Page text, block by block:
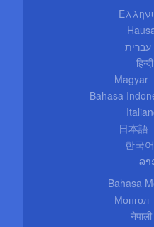
עברית
हिन्दी
Magyar
Bahasa
日本語
한국어
ລາ
Bahasa
Монгол
नेपाली